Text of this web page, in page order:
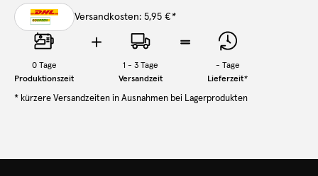
Versandkosten: 5,95 €*
0Tage
Produktionszeit
1 - 3 Tage
Versandzeit
- Tage
Lieferzeit*
* kürzere Versandzeiten in Ausnahmen bei Lagerprodukten